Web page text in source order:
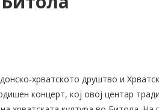
хрватското друштво и
концерт, кој овoј центар